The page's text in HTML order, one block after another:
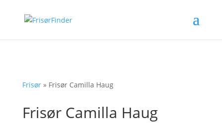
Frisør» Frisør Camilla Haug
Frisør Camilla Haug